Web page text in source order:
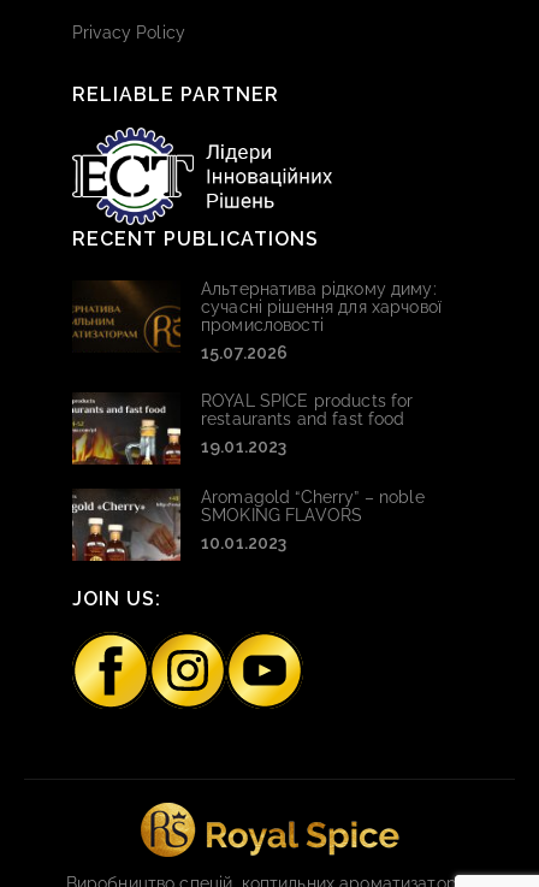
Privacy Policy
RELIABLE PARTNER
RECENT PUBLICATIONS
Альтернатива рідкому диму:
сучасні рішення для харчової
промисловості
15.07.2026
ROYAL SPICE products for
restaurants and fast food
19.01.2023
Aromagold “Cherry” – noble
SMOKING FLAVORS
10.01.2023
JOIN US: